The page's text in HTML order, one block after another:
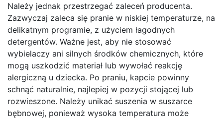
Należy jednak przestrzegać zaleceń producenta.
Zazwyczaj zaleca się pranie w niskiej temperaturze, na
delikatnym programie, z użyciem łagodnych
detergentów. Ważne jest, aby nie stosować
wybielaczy ani silnych środków chemicznych, które
mogą uszkodzić materiał lub wywołać reakcję
alergiczną u dziecka. Po praniu, kapcie powinny
schnąć naturalnie, najlepiej w pozycji stojącej lub
rozwieszone. Należy unikać suszenia w suszarce
bębnowej, ponieważ wysoka temperatura może